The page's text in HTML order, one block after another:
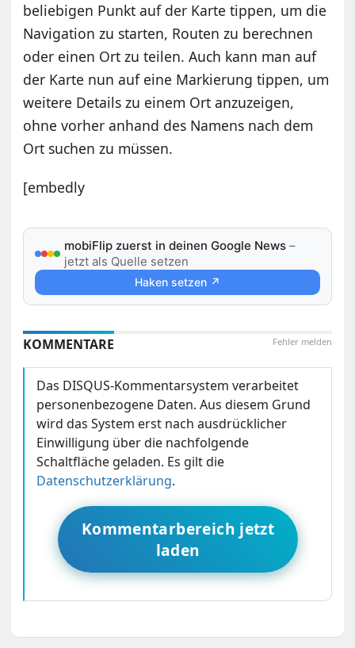
beliebigen Punkt auf der Karte tippen, um die
Navigation zu starten, Routen zu berechnen
oder einen Ort zu teilen. Auch kann man auf
der Karte nun auf eine Markierung tippen, um
weitere Details zu einem Ort anzuzeigen,
ohne vorher anhand des Namens nach dem
Ort suchen zu müssen.
[embedly
mobiFlip zuerst in deinen Google News –
jetzt als Quelle setzen
Haken setzen ↗
Fehler melden
KOMMENTARE
Das DISQUS-Kommentarsystem verarbeitet
personenbezogene Daten. Aus diesem Grund
wird das System erst nach ausdrücklicher
Einwilligung über die nachfolgende
Schaltfläche geladen. Es gilt die
Datenschutzerklärung.
Kommentarbereich jetzt
laden